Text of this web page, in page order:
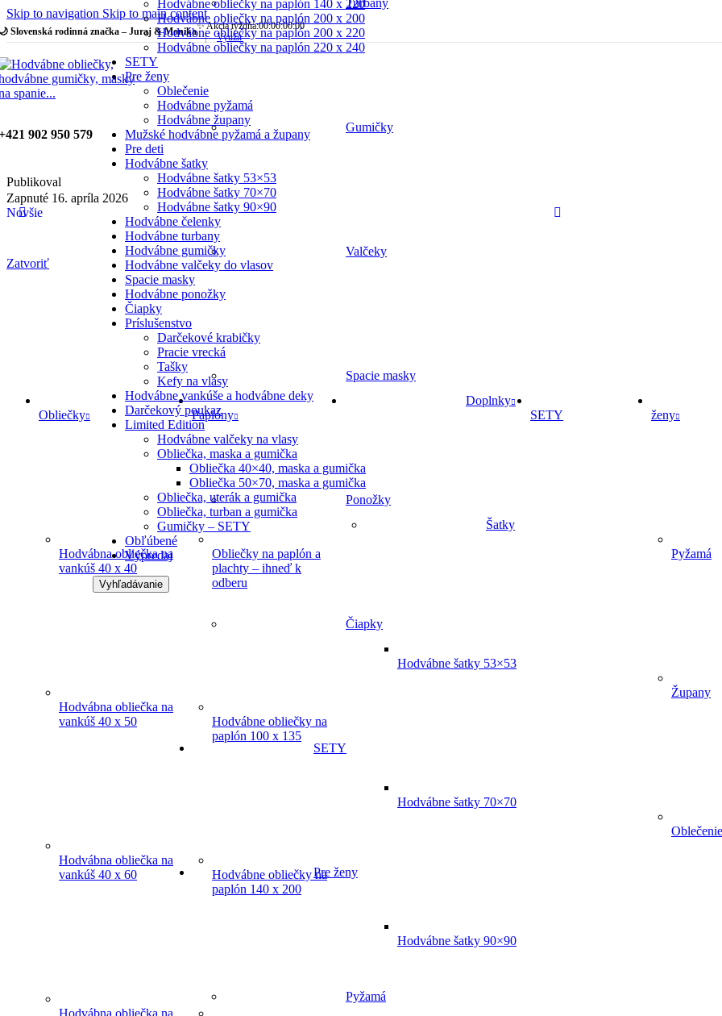
Skip to navigation Skip to main content
Slovenská rodinná značka – Juraj & Monika✨ Akcia týždňa:00:00:00:00
|
Využiť
Turbany
Gumičky
Valčeky
Spacie masky
Ponožky
Čiapky
SETY
Pre ženy
Pyžamá
902 950 579
Hodvábne obliečky na paplón 140 x 220
Hodvábne obliečky na paplón 200 x 200
Hodvábne obliečky na paplón 200 x 220
Hodvábne obliečky na paplón 220 x 240
SETY
Pre ženy
Oblečenie
Hodvábne pyžamá
Hodvábne župany
Mužské hodvábne pyžamá a župany
Pre deti
Hodvábne šatky
Hodvábne šatky 53×53
Hodvábne šatky 70×70
Hodvábne šatky 90×90
Hodvábne čelenky
Hodvábne turbany
Hodvábne gumičky
Hodvábne valčeky do vlasov
Spacie masky
Hodvábne ponožky
Čiapky
Príslušenstvo
Darčekové krabičky
Pracie vrecká
Tašky
Kefy na vlasy
Hodvábne vankúše a hodvábne deky
Darčekový poukaz
Limited Edition
Hodvábne valčeky na vlasy
Obliečka, maska a gumička
Obliečka 40×40, maska a gumička
Obliečka 50×70, maska a gumička
Obliečka, uterák a gumička
Obliečka, turban a gumička
Gumičky – SETY
Obľúbené
Výpredaj
Vyhľadávanie
Publikoval
Zapnuté 16. apríla 2026
Novšie
Zatvoriť
Obliečky
Hodvábna obliečka na
vankúš 40 x 40
Hodvábna obliečka na
vankúš 40 x 50
Hodvábna obliečka na
vankúš 40 x 60
Hodvábna obliečka na
Paplóny
Obliečky na paplón a
plachty – ihneď k
odberu
Hodvábne obliečky na
paplón 100 x 135
Hodvábne obliečky na
paplón 140 x 200
Doplnky
Šatky
Hodvábne šatky 53×53
Hodvábne šatky 70×70
Hodvábne šatky 90×90
SETY
ženy
Pyžamá
Župany
Oblečenie